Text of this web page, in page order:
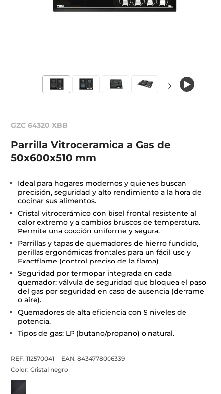
GZC 64320 XBB
Parrilla Vitroceramica a Gas de
50x600x510 mm
Ideal para hogares modernos y quienes buscan
precisión, seguridad y alto rendimiento a la hora de
cocinar sus alimentos.
Cristal vitrocerámico con bisel frontal resistente al
calor extremo y a cambios bruscos de temperatura.
Permite una cocción uniforme y segura.
Parrillas y tapas de quemadores de hierro fundido,
perillas ergonómicas frontales para un fácil uso y
Exactflame (control preciso de la flama).
Seguridad por termopar integrada en cada
quemador: válvula de seguridad que bloquea el paso
del gas por seguridad en caso de ausencia (derrame
o aire).
Quemadores de alta eficiencia con 9 niveles de
potencia.
Tipos de gas: LP (butano/propano) o natural.
REF. 112570041
EAN. 8434778006339
Color:Cristal negro